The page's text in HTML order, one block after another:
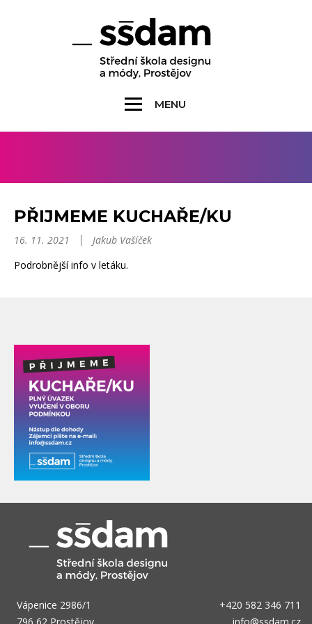
MENU
PŘIJMEME KUCHAŘE/KU
16. 11. 2021
Jakub Vašíček
Podrobnější info v letáku.
Vápenice 2986/1
+420 582 346 711